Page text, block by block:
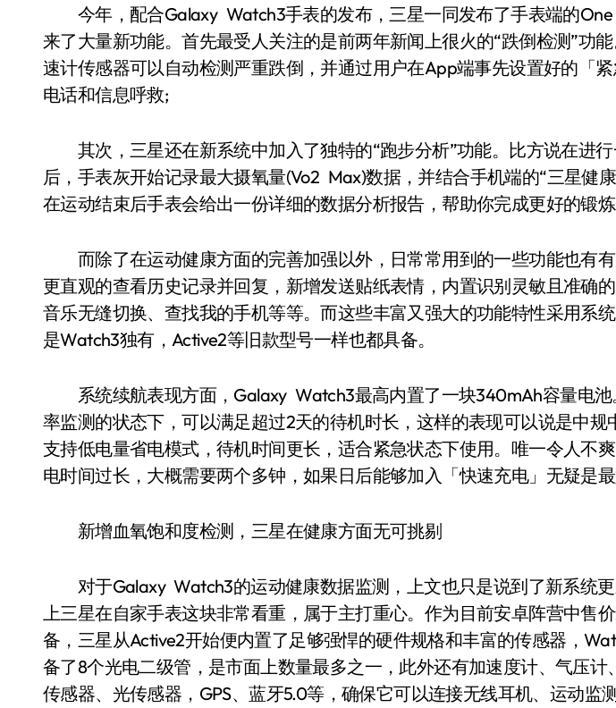
今年，配合Galaxy Watch3手表的发布，三星一同发布了手表端的One
来了大量新功能。首先最受人关注的是前两年新闻上很火的“跌倒检测”功
速计传感器可以自动检测严重跌倒，并通过用户在App端事先设置好的「
电话和信息呼救;
其次，三星还在新系统中加入了独特的“跑步分析”功能。比方说在进行
后，手表灰开始记录最大摄氧量(Vo2 Max)数据，并结合手机端的“三星健
在运动结束后手表会给出一份详细的数据分析报告，帮助你完成更好的锻炼
而除了在运动健康方面的完善加强以外，日常常用到的一些功能也有
更直观的查看历史记录并回复，新增发送贴纸表情，内置识别灵敏且准确
音乐无缝切换、查找我的手机等等。而这些丰富又强大的功能特性采用系
是Watch3独有，Active2等旧款型号一样也都具备。
系统续航表现方面，Galaxy Watch3最高内置了一块340mAh容量电池
率监测的状态下，可以满足超过2天的待机时长，这样的表现可以说是中规
支持低电量省电模式，待机时间更长，适合紧急状态下使用。唯一令人不
电时间过长，大概需要两个多钟，如果日后能够加入「快速充电」无疑是最
新增血氧饱和度检测，三星在健康方面无可挑剔
对于Galaxy Watch3的运动健康数据监测，上文也只是说到了新系统
上三星在自家手表这块非常看重，属于主打重心。作为目前安卓阵营中售
备，三星从Active2开始便内置了足够强悍的硬件规格和丰富的传感器，
备了8个光电二级管，是市面上数量最多之一，此外还有加速度计、气压计
传感器、光传感器，GPS、蓝牙5.0等，确保它可以连接无线耳机、运动监